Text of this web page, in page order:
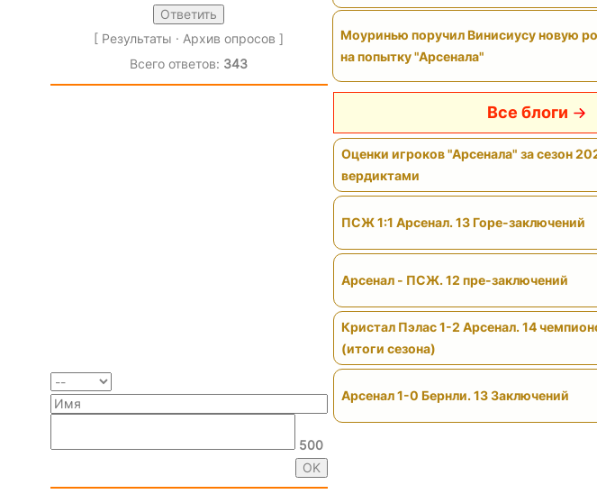
[ Результаты · Архив опросов ]
Всего ответов: 343
500
Моуринью поручил Винисиусу новую
на попытку "Арсенала"
Все блоги
Оценки игроков "Арсенала" за сезон
вердиктами
ПСЖ 1:1 Арсенал. 13 Горе-заключений
Арсенал - ПСЖ. 12 пре-заключений
Кристал Пэлас 1-2 Арсенал. 14
(итоги сезона)
Арсенал 1-0 Бернли. 13 Заключений